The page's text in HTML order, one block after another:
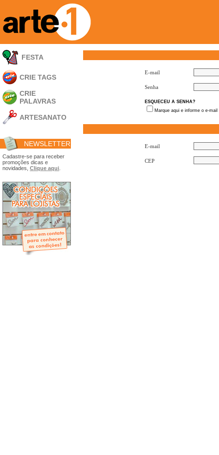
FESTA
CRIE TAGS
CRIE
PALAVRAS
ARTESANATO
Acrílico
Porta Retratos
Ferramentas
- Carimbões
- Embalagens
- Máscaras
- Espátulas
- Diversos
Álbuns
- Mini-Álbuns
- Páginas Mini
- Páginas Scrap
- Argolas
NEWSLETTER
Cadastre-se para receber
promoções dicas e
novidades, Clique aqui
E-mail
Senha
ESQUECEU A SENHA?
Marque aqui e informe o e-
E-mail
CEP